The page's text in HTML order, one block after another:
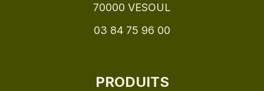
70000 VESOUL
03 84 75 96 00
PRODUITS